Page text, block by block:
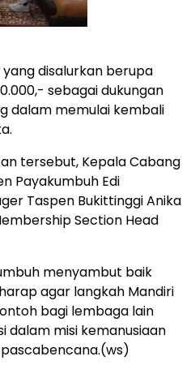
disalurkan berupa
sebagai dukungan
dalam memulai kembali
tersebut, Kepala Cabang
Payakumbuh Edi
Taspen Bukittinggi Anika
Section Head
menyambut baik
agar langkah Mandiri
bagi lembaga lain
misi kemanusiaan